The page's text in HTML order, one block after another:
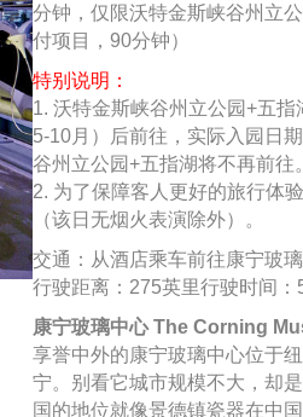
分钟，仅限沃特金斯峡谷州立
付项目，90分钟）
特别说明：
1. 沃特金斯峡谷州立公园+五
5-10月）后前往，实际入园日
谷州立公园+五指湖将不再前往。
2. 为了保障客人更好的旅行体
（该日无烟火表演除外）。
交通：从酒店乘车前往康宁玻
行驶距离：275英里行驶时间：
康宁玻璃中心 The Corning
享誉中外的康宁玻璃中心位于
宁。别看它城市规模不大，却
国的地位就像景德镇瓷器在中